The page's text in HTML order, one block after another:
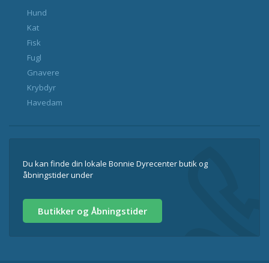
Hund
Kat
Fisk
Fugl
Gnavere
Krybdyr
Havedam
Du kan finde din lokale Bonnie Dyrecenter butik og
åbningstider under
Butikker og Åbningstider